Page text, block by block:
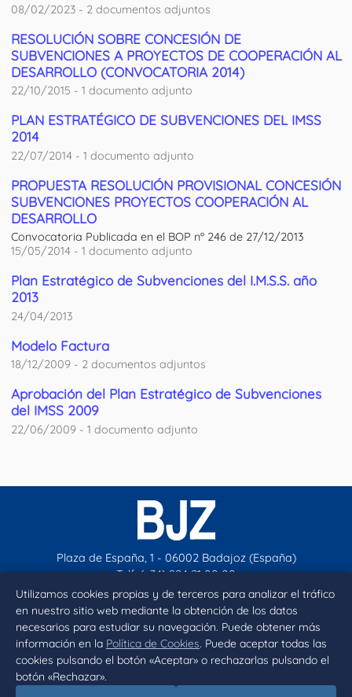
Utilizamos cookies propias y de terceros para analizar el tráfico
en nuestro sitio web mediante la obtención de los datos
necesarios para estudiar su navegación. Puede obtener más
información en la Política de Cookies. Puede aceptar todas las
cookies pulsando el botón «Aceptar» o rechazarlas pulsando el
botón «Rechazar».
08/02/2023 - 2 documentos adjuntos
RESOLUCIÓN SOBRE CONCESIÓN DE
SUBVENCIONES A PROYECTOS DE COOPERACIÓN AL
DESARROLLO (CONVOCATORIA 2014)
22/10/2015 - 1 documento adjunto
PLAN ESTRATÉGICO DE SUBVENCIONES DEL IMSS
2014
22/07/2014 - 1 documento adjunto
PROPUESTA RESOLUCIÓN PROVISIONAL CONCESIÓN
SUBVENCIONES PROYECTOS COOPERACIÓN AL
DESARROLLO
Convocatoria Publicada en el BOP nº 246 de 27/12/2013
15/05/2014 - 1 documento adjunto
Plan Estratégico de Subvenciones del I.M.S.S. año
2013
24/04/2013
Modelo Factura
18/12/2009 - 2 documentos adjuntos
Aprobación del Plan Estratégico de Subvenciones
del IMSS 2009
22/06/2009 - 1 documento adjunto
Plaza de España, 1 - 06002 Badajoz (España)
Telf. (+34) 924 21 00 00
contacto@aytobadajoz.es
Facebook
X Instagram
YouTube
Inicio Aviso legal